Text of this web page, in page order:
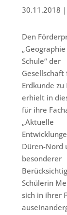
30.11.2018 |
Den
Schule“ der
Gesellschaft
Erdkunde zu
erhielt in
für ihre
„Aktuelle
Düren-Nord
besonderer
Schülerin
sich in ihrer